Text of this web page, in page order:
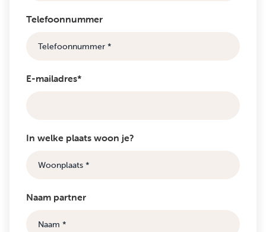
Telefoonnummer
E-mailadres*
In welke plaats woon je?
Naam partner